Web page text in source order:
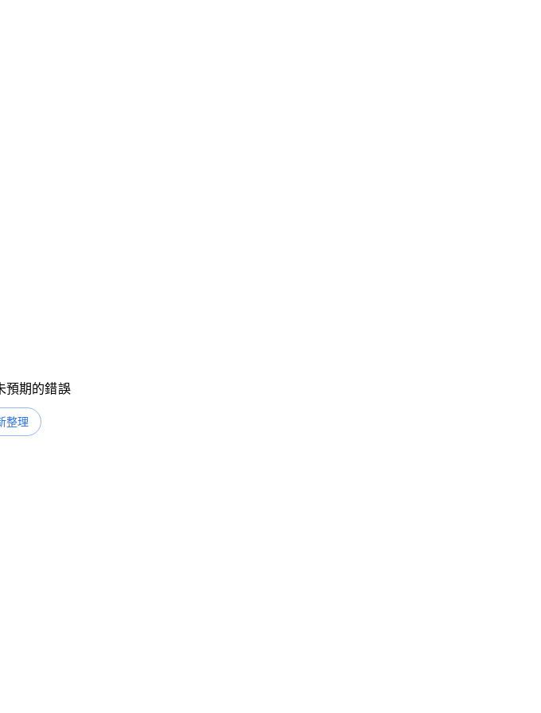
預期的錯誤
整理